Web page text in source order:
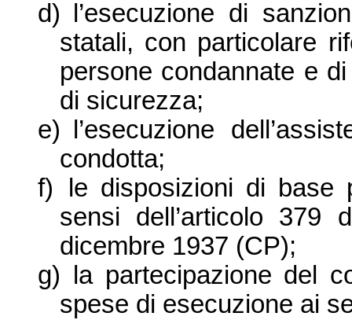
d)
l’esecuzione di
statali, con particolare
persone condannate e
di sicurezza;
e)
l’esecuzione
condotta;
f)
le disposizioni di base
sensi dell’articolo
dicembre 1937 (CP);
g)
la partecipazione del
spese di esecuzione ai